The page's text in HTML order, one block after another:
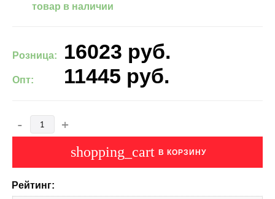
товар в наличии
Розница: 16023 руб.
Опт: 11445 руб.
- +
shopping_cart В КОРЗИНУ
Рейтинг: